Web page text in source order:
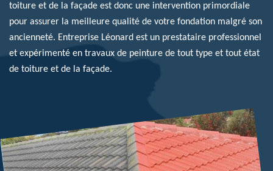
toiture et de la façade est donc une intervention primordiale
pour assurer la meilleure qualité de votre fondation malgré son
ancienneté. Entreprise Léonard est un prestataire professionnel
et expérimenté en travaux de peinture de tout type et tout état
de toiture et de la façade.